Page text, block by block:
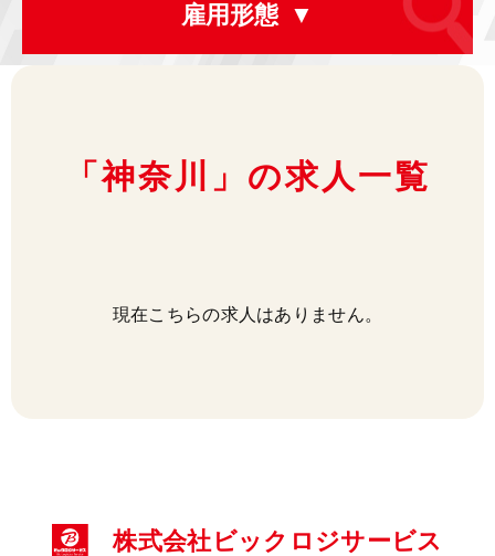
雇用形態
「神奈川」の求人一覧
現在こちらの求人はありません。
株式会社ビックロジサービス